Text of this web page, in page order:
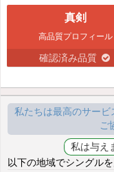
真剣
高品質プロフィール
確認済み品質
私たちは最高のサービ
ご
以下の地域でシングル